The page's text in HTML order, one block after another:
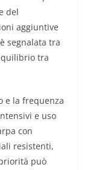
del
aggiuntive
è segnalata tra
tra
e la frequenza
e uso
con
resistenti,
può